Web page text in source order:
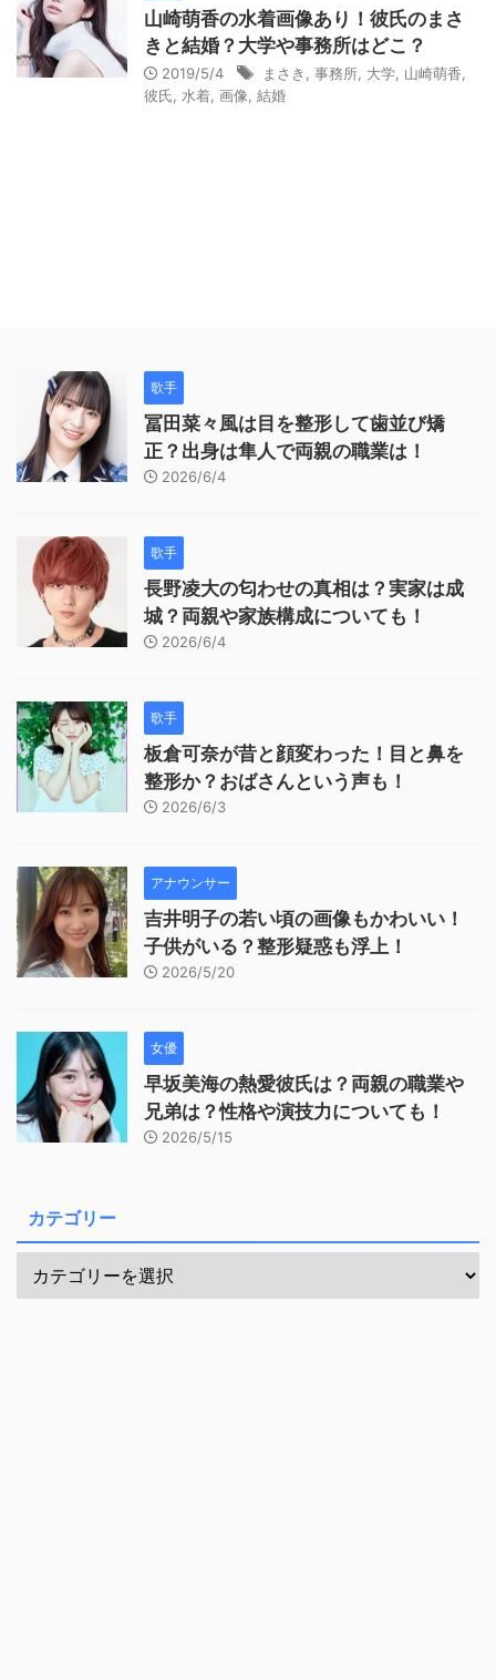
山崎萌香の水着画像あり！彼氏のまさ
きと結婚？大学や事務所はどこ？
2019/5/4 まさき 事務所 大学 山崎萌香
彼氏
水着 画像 結婚
歌手
冨田菜々風は目を整形して歯並び矯
正？出身は隼人で両親の職業は！
2026/6/4
歌手
長野凌大の匂わせの真相は？実家は成
城？両親や家族構成についても！
2026/6/4
歌手
板倉可奈が昔と顔変わった！目と鼻を
整形か？おばさんという声も！
2026/6/3
アナウンサー
吉井明子の若い頃の画像もかわいい！
子供がいる？整形疑惑も浮上！
2026/5/20
女優
早坂美海の熱愛彼氏は？両親の職業や
兄弟は？性格や演技力についても！
2026/5/15
カテゴリー